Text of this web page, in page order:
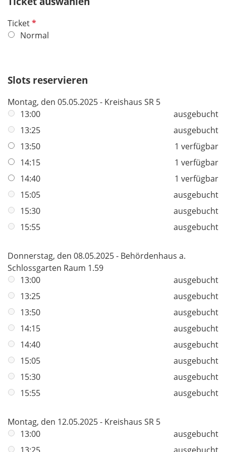
f
e
TicketP
f
h
f
e
l
d
Normal
Slots reservieren
Montag, den 05.05.2025 - Kreishaus SR 5
13:00
ausgebucht
13:25
ausgebucht
13:50
1 verfügbar
14:15
1 verfügbar
14:40
1 verfügbar
15:05
ausgebucht
15:30
ausgebucht
15:55
ausgebucht
Donnerstag, den 08.05.2025 - Behördenhaus a.
Schlossgarten Raum 1.59
13:00
ausgebucht
13:25
ausgebucht
13:50
ausgebucht
14:15
ausgebucht
14:40
ausgebucht
15:05
ausgebucht
15:30
ausgebucht
15:55
ausgebucht
Montag, den 12.05.2025 - Kreishaus SR 5
13:00
ausgebucht